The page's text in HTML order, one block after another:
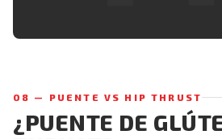
08 — PUENTE VS HIP THRUST
¿PUENTE DE